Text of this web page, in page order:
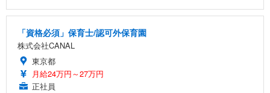
「資格必須」保育士/認可外保育園
株式会社CANAL
東京都
月給24万円～27万円
正社員